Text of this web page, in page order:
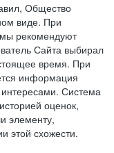
Общество
виде. При
рекомендуют
Сайта выбирал
время. При
информация
Система
оценок,
элементу,
этой схожести.